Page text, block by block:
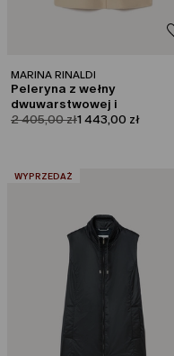
MARINA RINALDI
Peleryna z wełny
dwuwarstwowej i
pikowanego materiału
product.price.original
2 405,00 złproduct.price.sale
1 443,00 zł
:WYPRZEDAŻ